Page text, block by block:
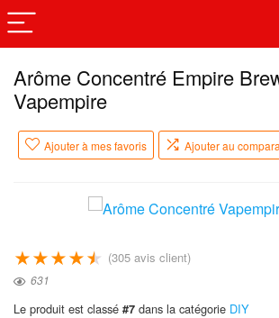
Arôme Concentré Empire
Vapempire
Ajouter à mes favoris Ajouter au
★★★★★ (305 avis client)
631
Le produit est classé #7 dans la catégorie DIY